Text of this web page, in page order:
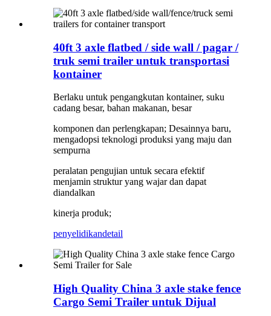
40ft 3 axle flatbed / side wall / pagar /
truk semi trailer untuk transportasi
kontainer
Berlaku untuk pengangkutan kontainer, suku
cadang besar, bahan makanan, besar
komponen dan perlengkapan; Desainnya baru,
mengadopsi teknologi produksi yang maju dan
sempurna
peralatan pengujian untuk secara efektif
menjamin struktur yang wajar dan dapat
diandalkan
kinerja produk;
penyelidikandetail
High Quality China 3 axle stake fence
Cargo Semi Trailer untuk Dijual